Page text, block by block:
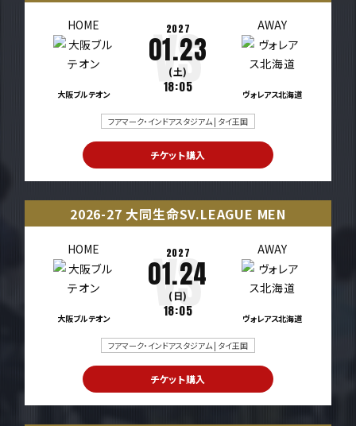
HOME
大阪ブルテオン
2027
01.23
(土)
18:05
AWAY
ヴォレアス北海道
フアマーク・インドアスタジアム | タイ王国
チケット購入
2026-27 大同生命SV.LEAGUE MEN
HOME
大阪ブルテオン
2027
01.24
(日)
18:05
AWAY
ヴォレアス北海道
フアマーク・インドアスタジアム | タイ王国
チケット購入